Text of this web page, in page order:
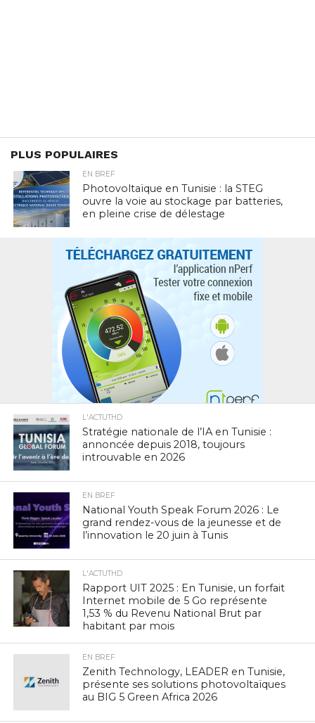
PLUS POPULAIRES
EN BREF
Photovoltaïque en Tunisie : la STEG
ouvre la voie au stockage par batteries,
en pleine crise de délestage
L'ACTUTHD
Stratégie nationale de l’IA en Tunisie :
annoncée depuis 2018, toujours
introuvable en 2026
EN BREF
National Youth Speak Forum 2026 : Le
grand rendez-vous de la jeunesse et de
l’innovation le 20 juin à Tunis
L'ACTUTHD
Rapport UIT 2025 : En Tunisie, un forfait
Internet mobile de 5 Go représente
1,53 % du Revenu National Brut par
habitant par mois
EN BREF
Zenith Technology, LEADER en Tunisie,
présente ses solutions photovoltaïques
au BIG 5 Green Africa 2026